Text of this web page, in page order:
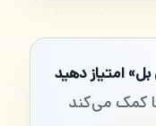
امتیاز دهید
کمک می‌کند